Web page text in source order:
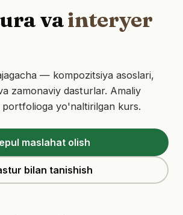
vainteryer
— kompozitsiya asoslari,
zamonaviy dasturlar. Amaliy
yo'naltirilgan kurs.
maslahat olish
bilan tanishish